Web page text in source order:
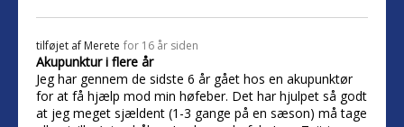
tilføjet af Merete for 16 år siden
Akupunktur i flere år
Jeg har gennem de sidste 6 år gået hos en akupunktør
for at få hjælp mod min høfeber. Det har hjulpet så godt
at jeg meget sjældent (1-3 gange på en sæson) må tage